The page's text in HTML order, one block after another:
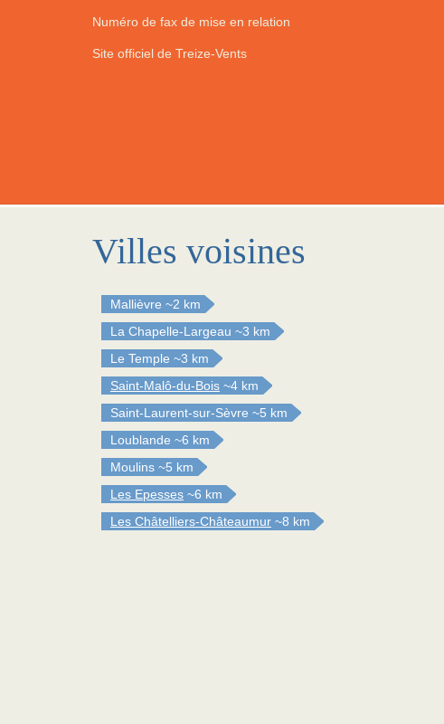
Numéro de fax de mise en relation
Site officiel de Treize-Vents
Villes voisines
Mallièvre ~2 km
La Chapelle-Largeau ~3 km
Le Temple ~3 km
Saint-Malô-du-Bois ~4 km
Saint-Laurent-sur-Sèvre ~5 km
Loublande ~6 km
Moulins ~5 km
Les Epesses ~6 km
Les Châtelliers-Châteaumur ~8 km